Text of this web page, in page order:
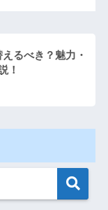
るべき？魅力・
！